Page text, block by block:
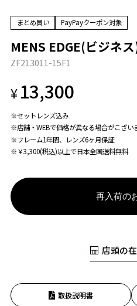
まとめ買い PayPayクーポン対象
MENS EDGE(ビジネ
ZF213011-15F1
¥13,300
※セットレンズ込み
※店舗・WEBで価格が異なる場合がこざい
※フレーム1年間、レンズ6ヶ月保証
※￥3,300(税込)以上で日本全国送料無料
再入荷の
店頭の
取扱説明書